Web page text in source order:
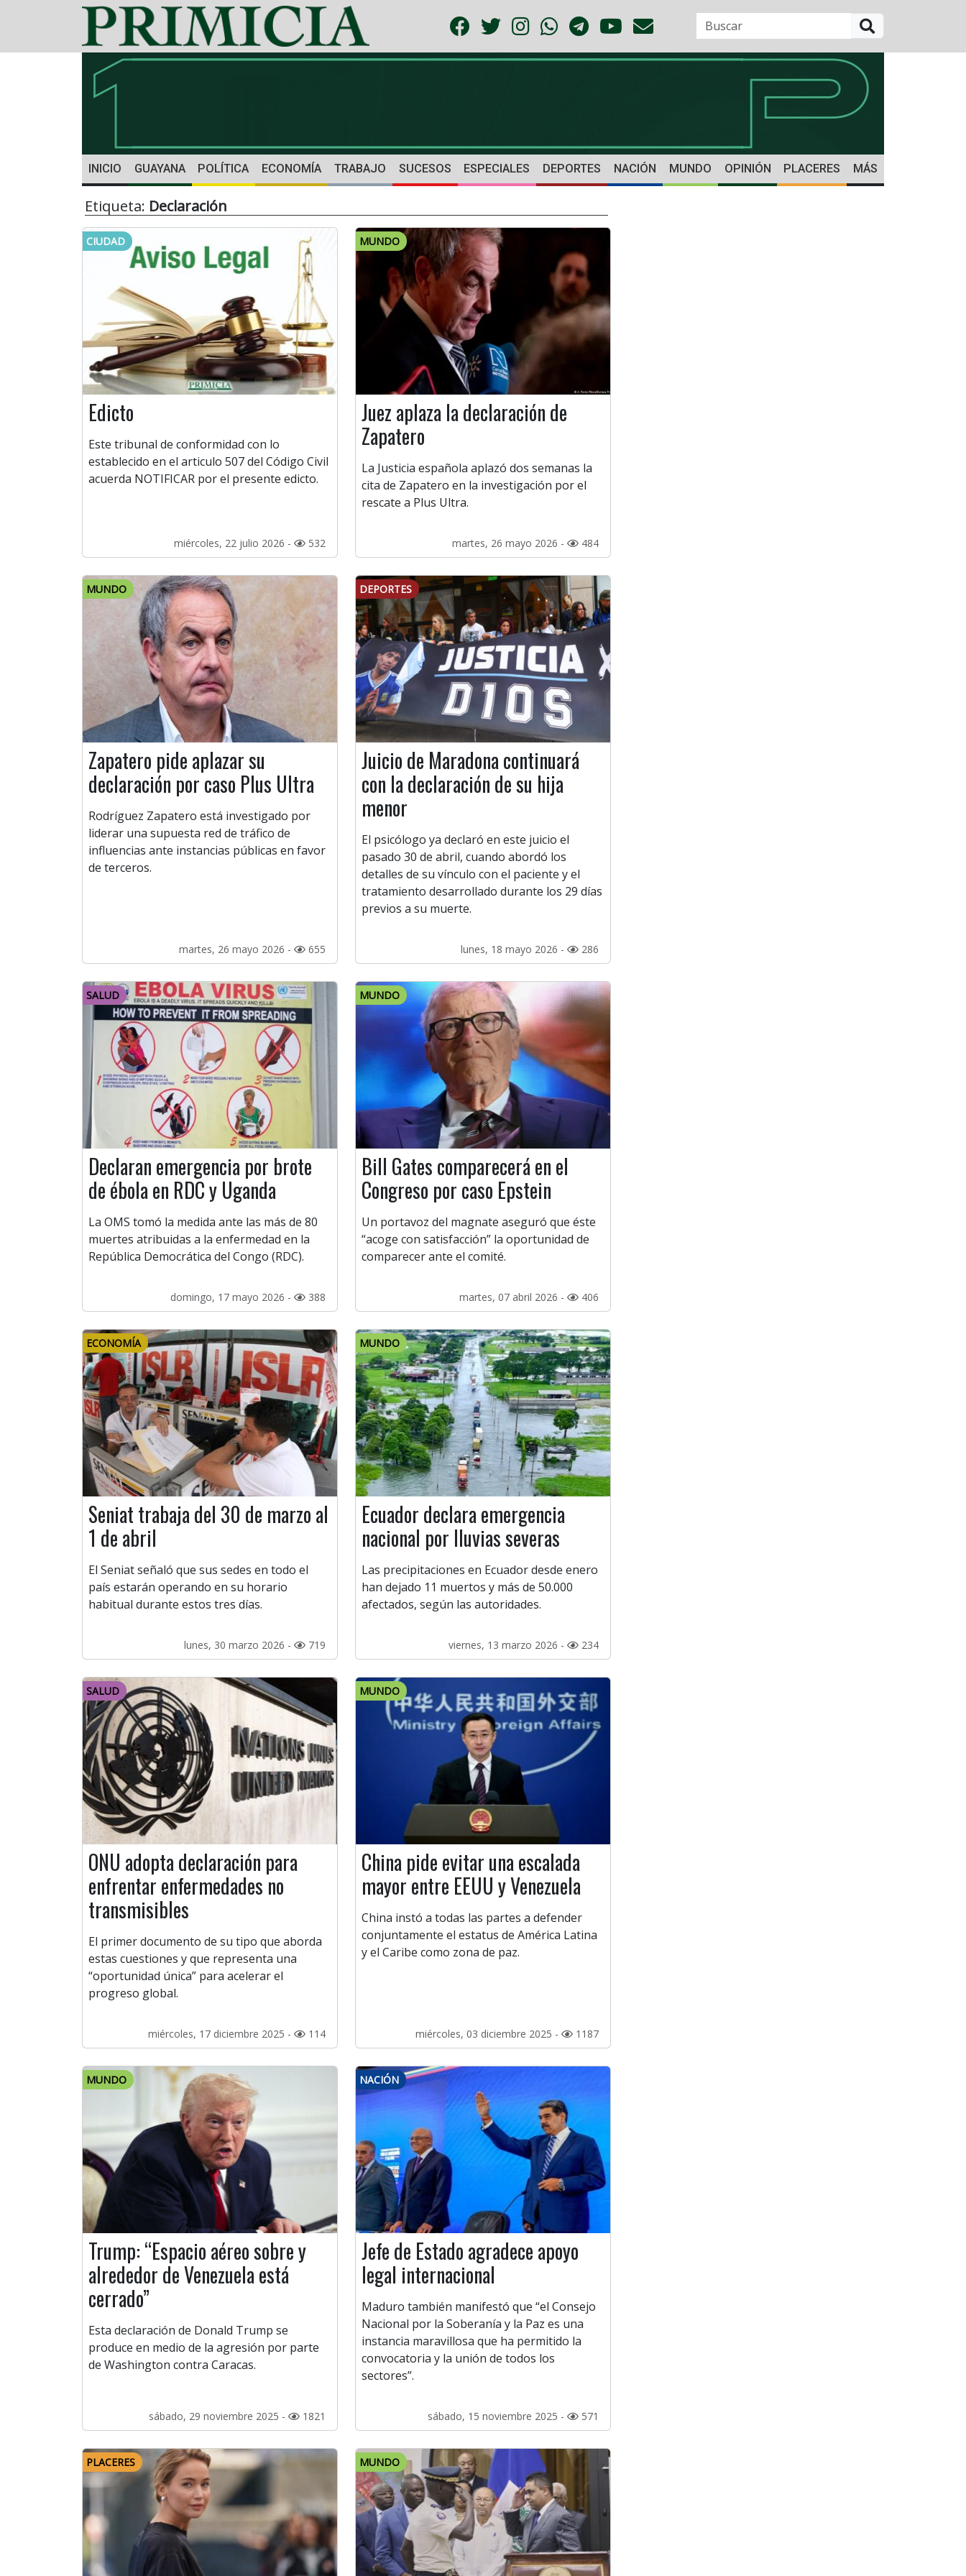
INICIO GUAYANA POLÍTICA ECONOMÍA TRABAJO SUCESOS ESPECIALES DEPORTES NACIÓN MUNDO OPINIÓN PLACERES MÁS
Etiqueta: Declaración
CIUDAD
Edicto
Este tribunal de conformidad con lo
establecido en el articulo 507 del Código Civil
acuerda NOTIFICAR por el presente edicto.
miércoles, 22 julio 2026 - 532
MUNDO
Juez aplaza la declaración de
Zapatero
La Justicia española aplazó dos semanas la
cita de Zapatero en la investigación por el
rescate a Plus Ultra.
martes, 26 mayo 2026 - 484
MUNDO
Zapatero pide aplazar su
declaración por caso Plus Ultra
Rodríguez Zapatero está investigado por
liderar una supuesta red de tráfico de
influencias ante instancias públicas en favor
de terceros.
martes, 26 mayo 2026 - 655
DEPORTES
Juicio de Maradona continuará
con la declaración de su hija
menor
El psicólogo ya declaró en este juicio el
pasado 30 de abril, cuando abordó los
detalles de su vínculo con el paciente y el
tratamiento desarrollado durante los 29 días
previos a su muerte.
lunes, 18 mayo 2026 - 286
SALUD
Declaran emergencia por brote
de ébola en RDC y Uganda
La OMS tomó la medida ante las más de 80
muertes atribuidas a la enfermedad en la
República Democrática del Congo (RDC).
domingo, 17 mayo 2026 - 388
MUNDO
Bill Gates comparecerá en el
Congreso por caso Epstein
Un portavoz del magnate aseguró que éste
“acoge con satisfacción” la oportunidad de
comparecer ante el comité.
martes, 07 abril 2026 - 406
ECONOMÍA
Seniat trabaja del 30 de marzo al
1 de abril
El Seniat señaló que sus sedes en todo el
país estarán operando en su horario
habitual durante estos tres días.
lunes, 30 marzo 2026 - 719
MUNDO
Ecuador declara emergencia
nacional por lluvias severas
Las precipitaciones en Ecuador desde enero
han dejado 11 muertos y más de 50.000
afectados, según las autoridades.
viernes, 13 marzo 2026 - 234
SALUD
ONU adopta declaración para
enfrentar enfermedades no
transmisibles
El primer documento de su tipo que aborda
estas cuestiones y que representa una
“oportunidad única” para acelerar el
progreso global.
miércoles, 17 diciembre 2025 - 114
MUNDO
China pide evitar una escalada
mayor entre EEUU y Venezuela
China instó a todas las partes a defender
conjuntamente el estatus de América Latina
y el Caribe como zona de paz.
miércoles, 03 diciembre 2025 - 1187
MUNDO
Trump: “Espacio aéreo sobre y
alrededor de Venezuela está
cerrado”
Esta declaración de Donald Trump se
produce en medio de la agresión por parte
de Washington contra Caracas.
sábado, 29 noviembre 2025 - 1821
NACIÓN
Jefe de Estado agradece apoyo
legal internacional
Maduro también manifestó que “el Consejo
Nacional por la Soberanía y la Paz es una
instancia maravillosa que ha permitido la
convocatoria y la unión de todos los
sectores”.
sábado, 15 noviembre 2025 - 571
PLACERES MUNDO